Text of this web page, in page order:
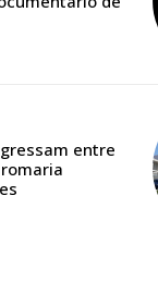
Exclusivos
Escolha o plano
entre